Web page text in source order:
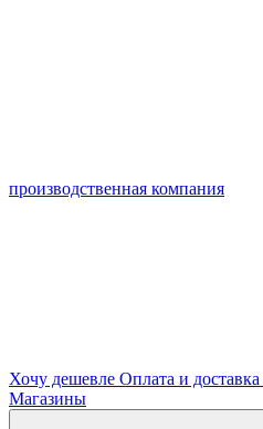
производственная компания
Хочу дешевле Оплата и доставка
Магазины